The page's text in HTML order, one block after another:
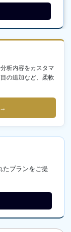
析内容をカスタマ
の追加など、柔軟
→
たプランをご提